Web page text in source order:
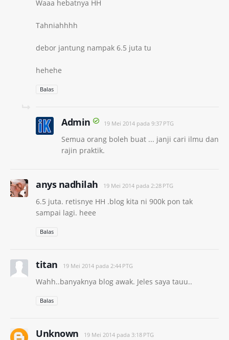
Waaa hebatnya HH
Tahniahhhh
debor jantung nampak 6.5 juta tu
hehehe
Balas
Admin 19 Mei 2014 pada 9:37 PTG
Semua orang boleh buat ... janji cari ilmu dan
rajin praktik.
anys nadhilah 19 Mei 2014 pada 2:28 PTG
6.5 juta. retisnye HH .blog kita ni 900k pon tak
sampai lagi. heee
Balas
titan 19 Mei 2014 pada 2:44 PTG
Wahh..banyaknya blog awak. Jeles saya tauu..
Balas
Unknown 19 Mei 2014 pada 3:18 PTG